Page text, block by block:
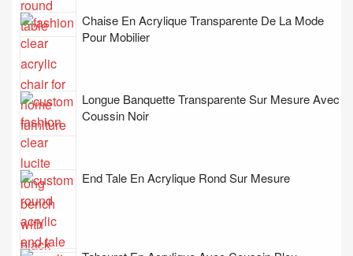
Chaise En Acrylique Transparente De La Mode
Pour Mobilier
Longue Banquette Transparente Sur Mesure Avec
Coussin Noir
End Tale En Acrylique Rond Sur Mesure